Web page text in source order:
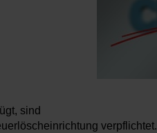
sind
verpflichtet.